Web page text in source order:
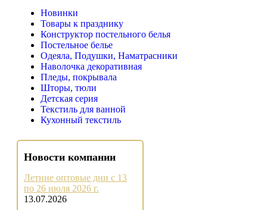
Новинки
Товары к празднику
Конструктор постельного белья
Постельное белье
Одеяла, Подушки, Наматрасники
Наволочка декоративная
Пледы, покрывала
Шторы, тюли
Детская серия
Текстиль для ванной
Кухонный текстиль
Новости компании
Летние оптовые дни с 13
по 26 июля 2026 г.
13.07.2026